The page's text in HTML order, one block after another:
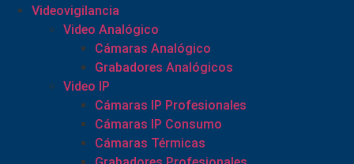
Videovigilancia
Video Analógico
Cámaras Analógico
Grabadores Analógicos
Video IP
Cámaras IP Profesionales
Cámaras IP Consumo
Cámaras Térmicas